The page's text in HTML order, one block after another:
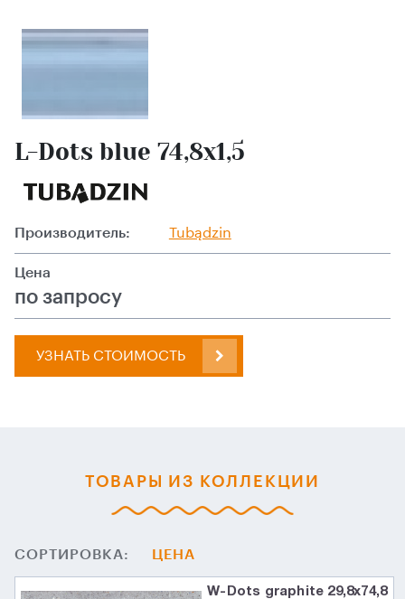
L-Dots blue 74,8x1,5
Производитель: Tubądzin
Цена
по запросу
УЗНАТЬ СТОИМОСТЬ
ТОВАРЫ ИЗ КОЛЛЕКЦИИ
СОРТИРОВКА: ЦЕНА
W-Dots graphite 29,8x74,8